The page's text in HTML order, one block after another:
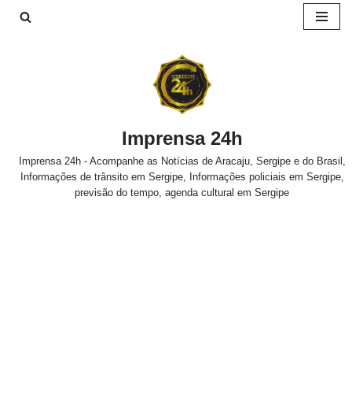
Imprensa 24h
Imprensa 24h - Acompanhe as Notícias de Aracaju, Sergipe e do Brasil,
Informações de trânsito em Sergipe, Informações policiais em Sergipe,
previsão do tempo, agenda cultural em Sergipe